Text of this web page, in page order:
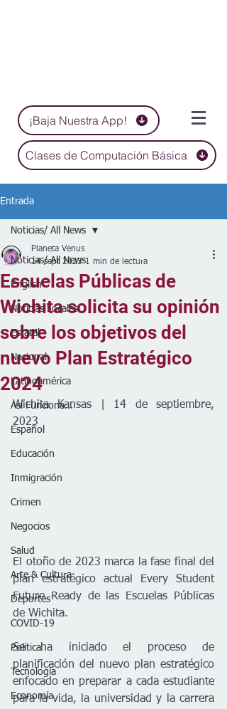
¡Baja Nuestra App!
Clases de Computación Básica
Entrada
Noticias/ All News
English
Noticias Locales
Estatal
Nacional
Latinoamérica
Así Funciona...
Español
Educación
Inmigración
Crimen
Negocios
Salud
Arte & Cultura
Deportes
COVID-19
Política
Tecnología
Economía
Noticias/ All News
Escuelas Públicas de
Wichita solicita su opinión
sobre los objetivos del
nuevo Plan Estratégico
2024
Planeta Venus
14 sept 2023 1 min de lectura
Wichita Kansas | 14 de septiembre,
2023
El otoño de 2023 marca la fase final del
plan estratégico actual Every Student
Future Ready de las Escuelas Públicas
de Wichita.
Se ha iniciado el proceso de
planificación del nuevo plan estratégico
enfocado en preparar a cada estudiante
para la vida, la universidad y la carrera